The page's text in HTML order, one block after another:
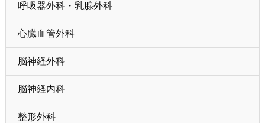
呼吸器外科・乳腺外科
心臓血管外科
脳神経外科
脳神経内科
整形外科